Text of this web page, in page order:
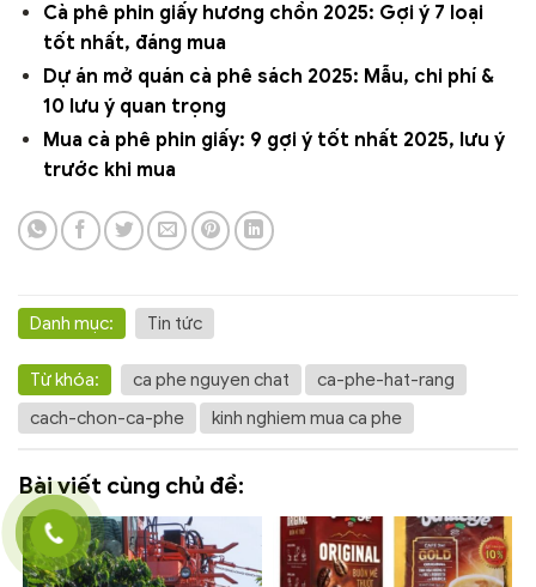
Cà phê phin giấy hương chồn 2025: Gợi ý 7 loại
tốt nhất, đáng mua
Dự án mở quán cà phê sách 2025: Mẫu, chi phí &
10 lưu ý quan trọng
Mua cà phê phin giấy: 9 gợi ý tốt nhất 2025, lưu ý
trước khi mua
Danh mục: Tin tức
Từ khóa: ca phe nguyen chat
ca-phe-hat-rang
cach-chon-ca-phe
kinh nghiem mua ca phe
Bài viết cùng chủ đề: